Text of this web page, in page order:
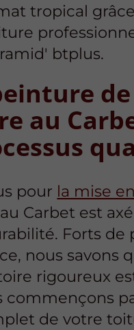
tropical
btplus.
de
au
pour la mise
au Carbet est
Forts de
nous savons
rigoureux
commençons
de votre